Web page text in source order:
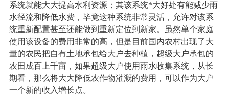
系统就能大大提高水利资源；其该系统*大好处有能减少雨
水径流和降低水费，毕竟这种系统非常灵活，允许对该系
统重新配置甚至还能做到重新定位到新家。虽然单个家庭
使用该设备的费用非常的高，但是目前国内农村出现了大
量的农民把自有土地承包给大户去种植，超级大户承包的
农田成百上千亩，如果超级大户使用雨水收集系统，从长
期看，那么将大大降低农作物灌溉的费用，可以作为大户
一个新的收入增长点。